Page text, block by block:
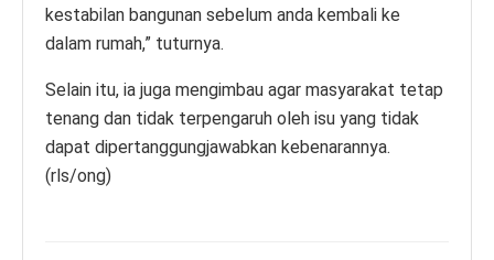
kestabilan bangunan sebelum anda kembali ke
dalam rumah,” tuturnya.
Selain itu, ia juga mengimbau agar masyarakat tetap
tenang dan tidak terpengaruh oleh isu yang tidak
dapat dipertanggungjawabkan kebenarannya.
(rls/ong)